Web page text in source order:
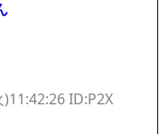
ID:P2X